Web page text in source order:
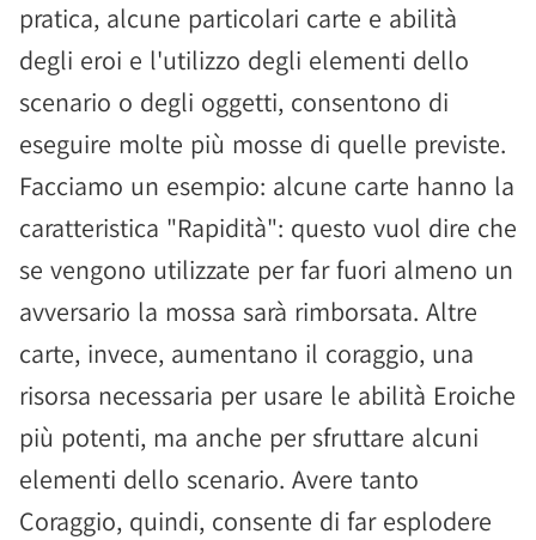
pratica, alcune particolari carte e abilità
degli eroi e l'utilizzo degli elementi dello
scenario o degli oggetti, consentono di
eseguire molte più mosse di quelle previste.
Facciamo un esempio: alcune carte hanno la
caratteristica "Rapidità": questo vuol dire che
se vengono utilizzate per far fuori almeno un
avversario la mossa sarà rimborsata. Altre
carte, invece, aumentano il coraggio, una
risorsa necessaria per usare le abilità Eroiche
più potenti, ma anche per sfruttare alcuni
elementi dello scenario. Avere tanto
Coraggio, quindi, consente di far esplodere